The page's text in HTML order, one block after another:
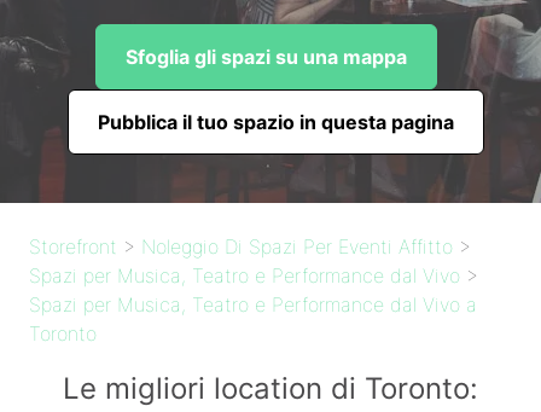
Sfoglia gli spazi su una mappa
Pubblica il tuo spazio in questa pagina
Storefront > Noleggio Di Spazi Per Eventi Affitto >
Spazi per Musica, Teatro e Performance dal Vivo >
Spazi per Musica, Teatro e Performance dal Vivo a
Toronto
Le migliori location di Toronto: